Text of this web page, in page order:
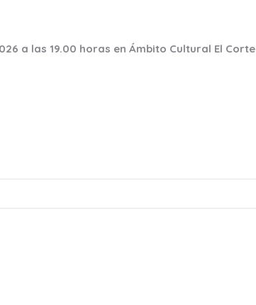
a las 19.00 horas en Ámbito Cultural El Corte